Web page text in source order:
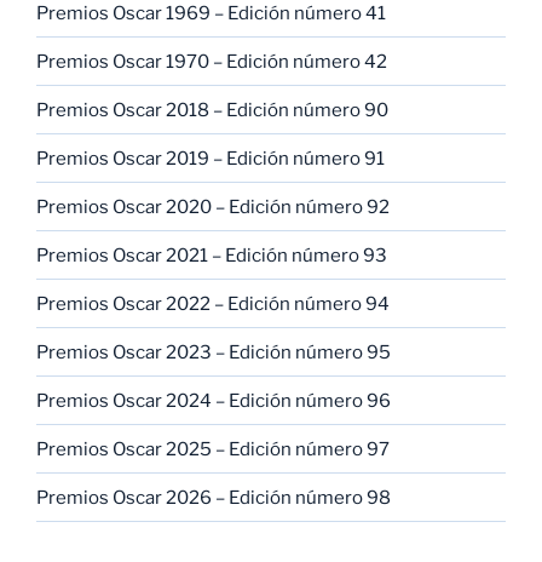
Premios Oscar 1969 – Edición número 41
Premios Oscar 1970 – Edición número 42
Premios Oscar 2018 – Edición número 90
Premios Oscar 2019 – Edición número 91
Premios Oscar 2020 – Edición número 92
Premios Oscar 2021 – Edición número 93
Premios Oscar 2022 – Edición número 94
Premios Oscar 2023 – Edición número 95
Premios Oscar 2024 – Edición número 96
Premios Oscar 2025 – Edición número 97
Premios Oscar 2026 – Edición número 98